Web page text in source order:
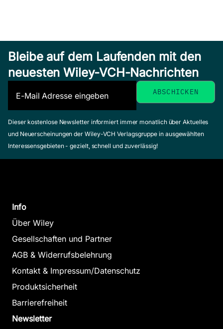
Bleibe auf dem Laufenden mit den
neuesten Wiley-VCH-Nachrichten
Dieser kostenlose Newsletter informiert immer monatlich über Aktuelles
und Neuerscheinungen der Wiley-VCH Verlagsgruppe in ausgewählten
Interessensgebieten - gezielt, schnell und zuverlässig!
Info
Über Wiley
Gesellschaften und Partner
AGB & Widerrufsbelehrung
Kontakt & Impressum/Datenschutz
Produktsicherheit
Barrierefreiheit
Newsletter